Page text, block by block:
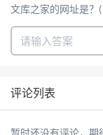
文库之家的网址是？(
评论列表